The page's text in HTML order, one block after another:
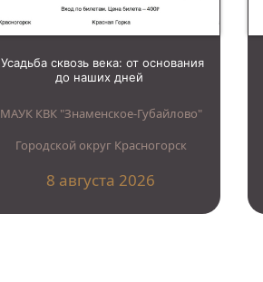
Усадьба сквозь века: от основания
до наших дней
МАУК КВК "Знаменское-Губайлово"
Городской округ Красногорск
8 августа 2026